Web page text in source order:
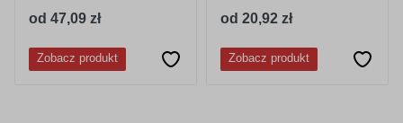
od 47,09 zł
Zobacz produkt
od 20,92 zł
Zobacz produkt